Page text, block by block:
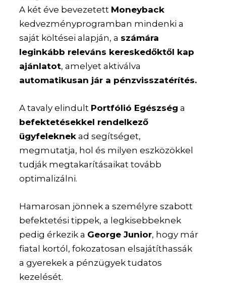
A két éve bevezetett Moneyback
kedvezményprogramban mindenki a
saját költései alapján, a számára
leginkább releváns kereskedőktől kap
ajánlatot, amelyet aktiválva
automatikusan jár a pénzvisszatérítés.
A tavaly elindult Portfólió Egészség a
befektetésekkel rendelkező
ügyfeleknek ad segítséget,
megmutatja, hol és milyen eszközökkel
tudják megtakarításaikat tovább
optimalizálni.
Hamarosan jönnek a személyre szabott
befektetési tippek, a legkisebbeknek
pedig érkezik a George Junior, hogy már
fiatal kortól, fokozatosan elsajátíthassák
a gyerekek a pénzügyek tudatos
kezelését.